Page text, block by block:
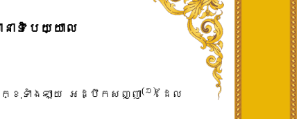
ា​ទិ​បេយ្យាល​
ខុ​ទាំងឡាយ​ ​អដ្ឋិ​ក​សញ្ញា​(​១​)​ ​ដែល​